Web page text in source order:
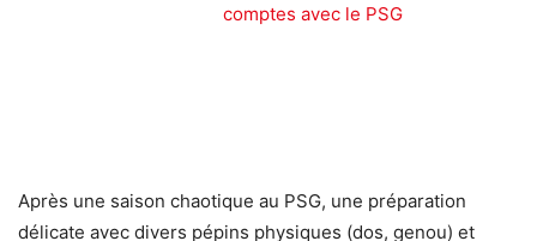
comptes avec le PSG
Après une saison chaotique au PSG, une préparation
délicate avec divers pépins physiques (dos, genou) et